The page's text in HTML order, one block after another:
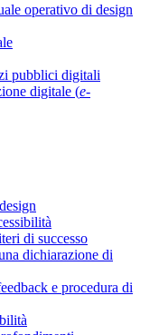
operativo di design
pubblici digitali
digitale (e-
di successo
dichiarazione di
e procedura di